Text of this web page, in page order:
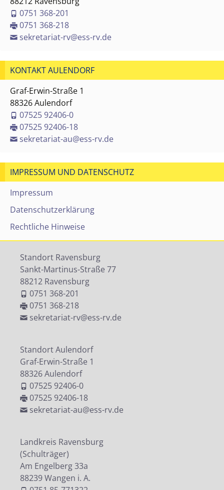
0751 368-201
0751 368-218
sekretariat-rv@ess-rv.de
KONTAKT AULENDORF
Graf-Erwin-Straße 1
88326 Aulendorf
07525 92406-0
07525 92406-18
sekretariat-au@ess-rv.de
IMPRESSUM UND DATENSCHUTZ
Impressum
Datenschutzerklärung
Rechtliche Hinweise
Standort Ravensburg
Sankt-Martinus-Straße 77
88212 Ravensburg
0751 368-201
0751 368-218
sekretariat-rv@ess-rv.de
Standort Aulendorf
Graf-Erwin-Straße 1
88326 Aulendorf
07525 92406-0
07525 92406-18
sekretariat-au@ess-rv.de
Landkreis Ravensburg
(Schulträger)
Am Engelberg 33a
88239 Wangen i. A.